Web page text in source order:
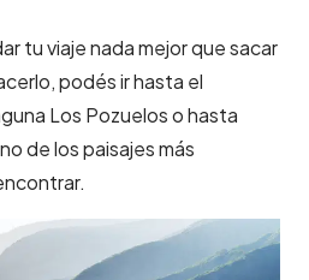
tu viaje nada mejor que sacar
podés ir hasta el
Los Pozuelos o hasta
de los paisajes más